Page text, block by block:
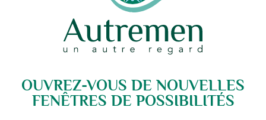
OUVREZ-VOUS DE NOUVELLES
FENÊTRES DE POSSIBILITÉS